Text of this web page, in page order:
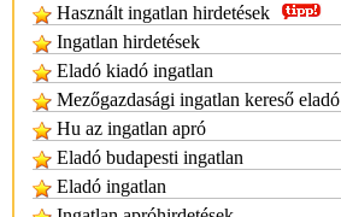
Használt ingatlan hirdetések
Ingatlan hirdetések
Eladó kiadó ingatlan
Mezőgazdasági ingatlan kereső eladó
Hu az ingatlan apró
Eladó budapesti ingatlan
Eladó ingatlan